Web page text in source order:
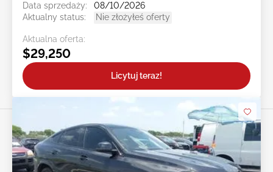
Data sprzedaży:
08/10/2026
Aktualny status:
Nie złożyłeś oferty
Aktualna oferta:
$29,250
Licytuj teraz!